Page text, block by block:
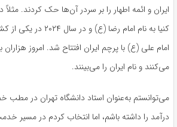
کنیا به نام امام رضا (ع)
و در سال ۲۰۲۴ در
امام علی (ع) با پرچم ایران افتتاح شد. امروز هزاران
می‌کنند و نام ایران را می‌بینند.
می‌توانستم به‌عنوان استاد دانشگاه تهران در
درآمد را داشته باشم، اما انتخاب کردم در مسیر